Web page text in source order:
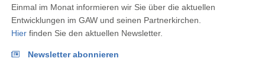
Einmal im Monat informieren wir Sie über die aktuellen
Entwicklungen im GAW und seinen Partnerkirchen.
Hierfinden Sie den aktuellen Newsletter.
Newsletter abonnieren